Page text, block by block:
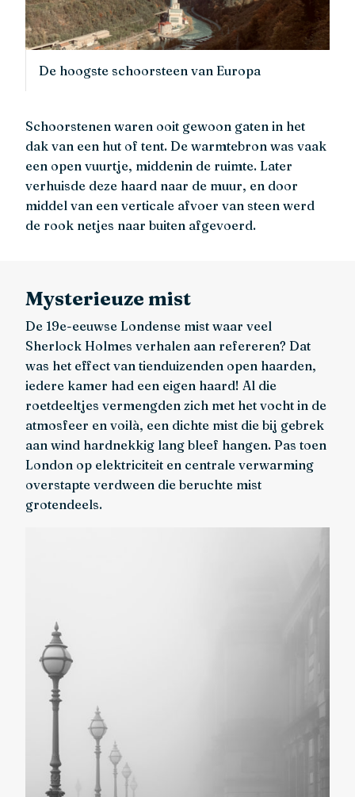
De hoogste schoorsteen van Europa
Schoorstenen waren ooit gewoon gaten in het
dak van een hut of tent. De warmtebron was vaak
een open vuurtje, middenin de ruimte. Later
verhuisde deze haard naar de muur, en door
middel van een verticale afvoer van steen werd
de rook netjes naar buiten afgevoerd.
Mysterieuze mist
De 19e-eeuwse Londense mist waar veel
Sherlock Holmes verhalen aan refereren? Dat
was het effect van tienduizenden open haarden,
iedere kamer had een eigen haard! Al die
roetdeeltjes vermengden zich met het vocht in de
atmosfeer en voilà, een dichte mist die bij gebrek
aan wind hardnekkig lang bleef hangen. Pas toen
London op elektriciteit en centrale verwarming
overstapte verdween die beruchte mist
grotendeels.